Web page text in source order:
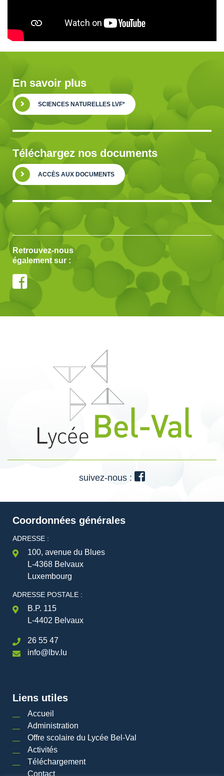
En savoir plus
SCIENCES NATURELLES LVF*
Téléchargez nos documents
ACCÈS AUX DOCUMENTS
Retrouvez-nous
également sur :
suivez-nous :
Coordonnées générales
ADRESSE :
100, avenue du Blues
L-4368 Belvaux
Luxembourg
ADRESSE POSTALE :
B.P. 115
L-4402 Belvaux
26 55 47
info@lbv.lu
Liens utiles
Accueil
Administration
Offre scolaire du Lycée Bel-Val
Activités
Téléchargement
Contact